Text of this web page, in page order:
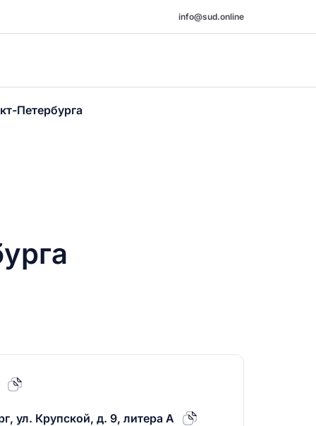
info@sud.online
Петербурга
ул. Крупской, д. 9, литера А